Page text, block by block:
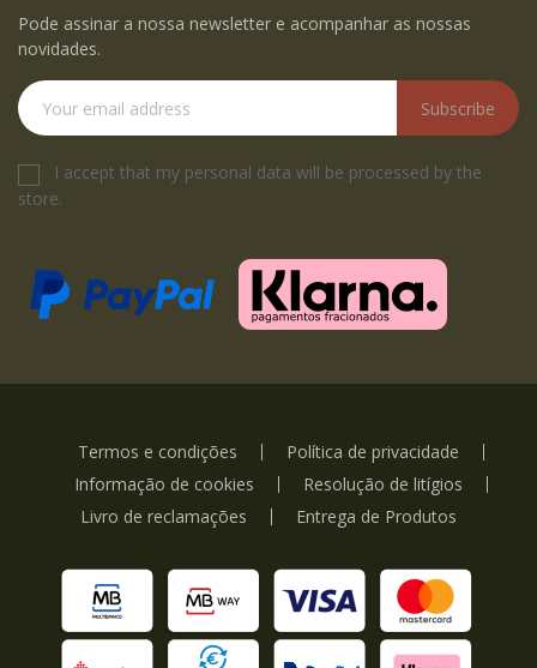
Pode assinar a nossa newsletter e acompanhar as nossas
novidades.
Subscribe
I accept that my personal data will be processed by the
store.
Termos e condições
Política de privacidade
Informação de cookies
Resolução de litígios
Livro de reclamações
Entrega de Produtos